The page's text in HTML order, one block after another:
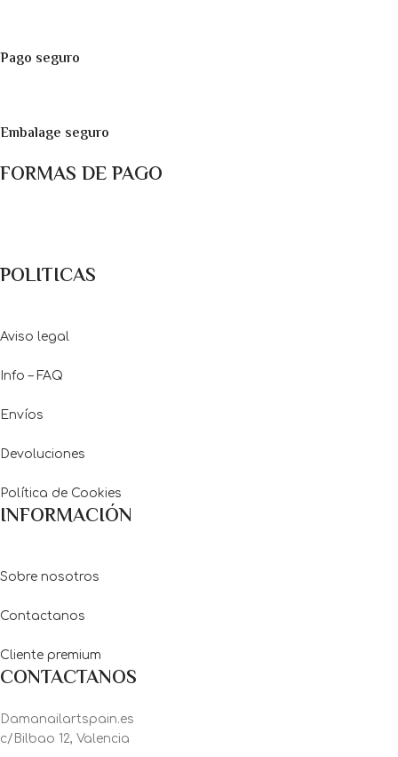
Pago seguro
Embalage seguro
FORMAS DE PAGO
POLITICAS
Aviso legal
Info – FAQ
Envíos
Devoluciones
Política de Cookies
INFORMACIÓN
Sobre nosotros
Contactanos
Cliente premium
CONTACTANOS
Damanailartspain.es
c/Bilbao 12, Valencia